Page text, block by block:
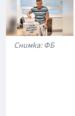
Снимка: ФБ